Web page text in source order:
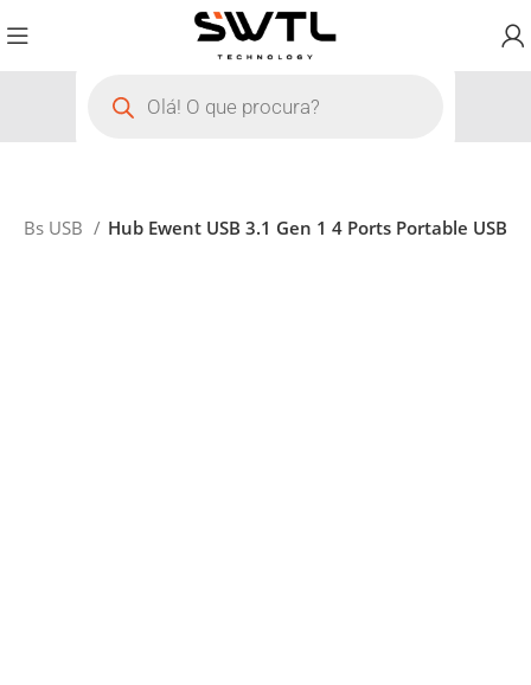
USB Hub Ewent USB 3.1 Gen 1 4 Ports Portable USB